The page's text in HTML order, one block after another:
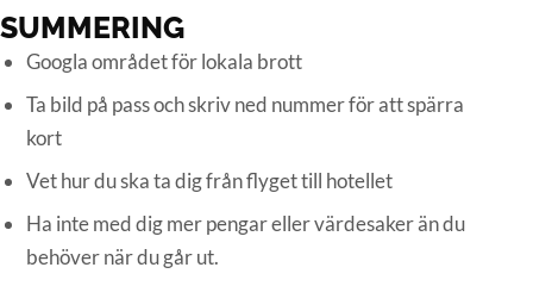
SUMMERING
Googla området för lokala brott
Ta bild på pass och skriv ned nummer för att spärra
kort
Vet hur du ska ta dig från flyget till hotellet
Ha inte med dig mer pengar eller värdesaker än du
behöver när du går ut.